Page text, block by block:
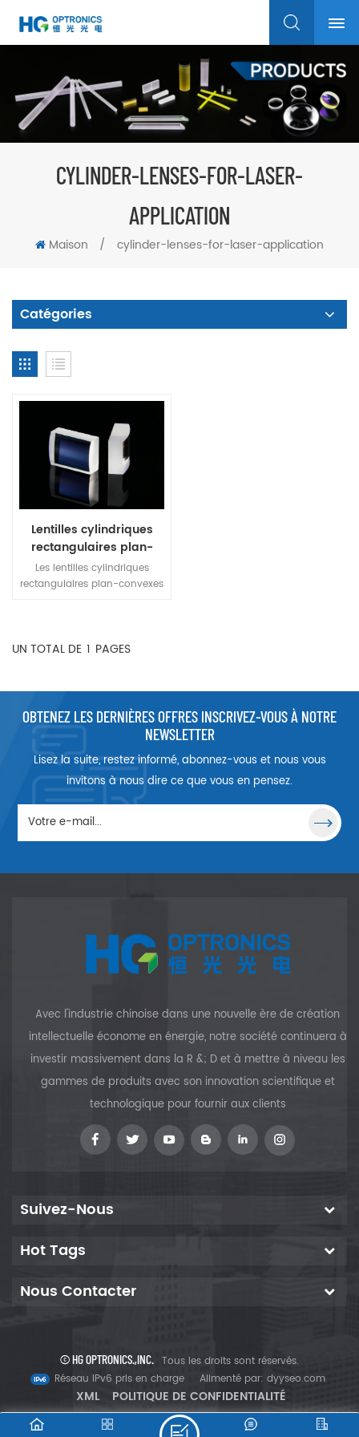
CYLINDER-LENSES-FOR-LASER-
APPLICATION
Maison / cylinder-lenses-for-laser-application
Catégories
Lentilles cylindriques
rectangulaires plan-
convexes
Les lentilles cylindriques
rectangulaires plan-convexes
gamme d'applications. Ces
lentilles pour former des
systèmes d'imagerie
complexes.
UN TOTAL DE 1 PAGES
OBTENEZ LES DERNIÈRES OFFRES INSCRIVEZ-VOUS À NOTRE
NEWSLETTER
Lisez la suite, restez informé, abonnez-vous et nous vous
invitons à nous dire ce que vous en pensez.
Avec l'industrie chinoise dans une nouvelle ère de création
intellectuelle économe en énergie, notre société continuera à
investir massivement dans la R &; D et à mettre à niveau les
gammes de produits avec son innovation scientifique et
technologique pour fournir aux clients
Suivez-Nous
Hot Tags
Nous Contacter
© HG OPTRONICS.,INC. Tous les droits sont réservés.
Réseau IPv6 pris en charge
Alimenté par: dyyseo.com
XML POLITIQUE DE CONFIDENTIALITÉ